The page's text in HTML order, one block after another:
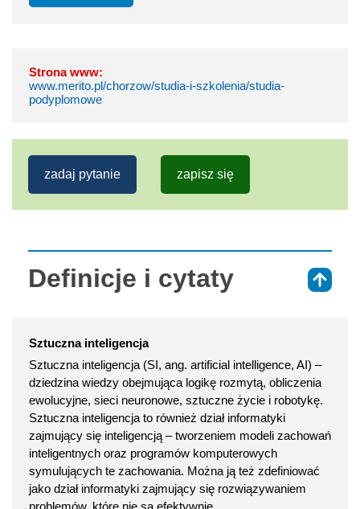
Strona www:
www.merito.pl/chorzow/studia-i-szkolenia/studia-
podyplomowe
zadaj pytanie zapisz się
Definicje i cytaty
Sztuczna inteligencja
Sztuczna inteligencja (SI, ang. artificial intelligence, AI) –
dziedzina wiedzy obejmująca logikę rozmytą, obliczenia
ewolucyjne, sieci neuronowe, sztuczne życie i robotykę.
Sztuczna inteligencja to również dział informatyki
zajmujący się inteligencją – tworzeniem modeli zachowań
inteligentnych oraz programów komputerowych
symulujących te zachowania. Można ją też zdefiniować
jako dział informatyki zajmujący się rozwiązywaniem
problemów, które nie są efektywnie